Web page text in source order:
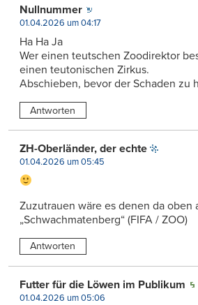
Nullnummer
01.04.2026 um 04:17
Ha Ha Ja
Wer einen teutschen Zoodirektor
einen teutonischen Zirkus.
Abschieben, bevor der Schaden zu
Antworten
ZH-Oberländer, der echte
01.04.2026 um 05:45
Zuzutrauen wäre es denen da oben
„Schwachmatenberg“ (FIFA / ZOO)
Antworten
Futter für die Löwen im Publikum
01.04.2026 um 05:06